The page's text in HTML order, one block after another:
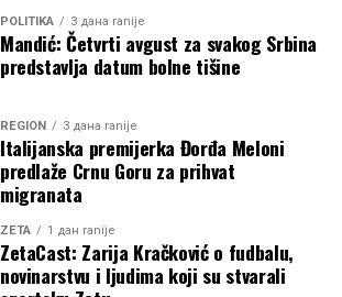
POLITIKA 3 дана ranije
Mandić: Četvrti avgust za svakog Srbina
predstavlja datum bolne tišine
REGION 3 дана ranije
Italijanska premijerka Đorđa Meloni
predlaže Crnu Goru za prihvat
migranata
ZETA 1 дан ranije
ZetaCast: Zarija Kračković o fudbalu,
novinarstvu i ljudima koji su stvarali